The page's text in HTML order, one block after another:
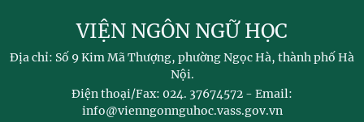
VIỆN NGÔN NGỮ HỌC
Địa chỉ: Số 9 Kim Mã Thượng, phường Ngọc Hà, thành phố Hà
Nội.
Điện thoại/Fax: 024. 37674572 - Email:
info@vienngonnguhoc.vass.gov.vn